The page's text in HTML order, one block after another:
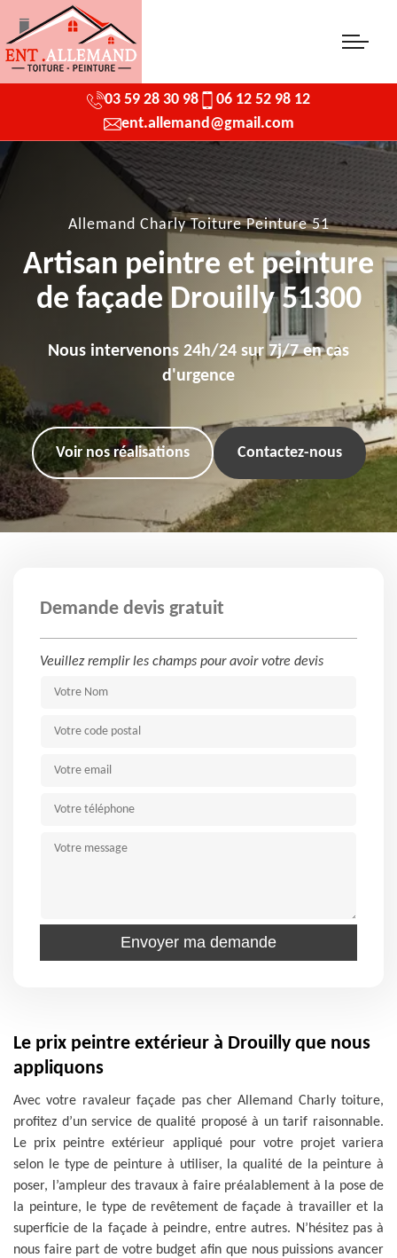
03 59 28 30 98
06 12 52 98 12
ent.allemand@gmail.com
Allemand Charly Toiture Peinture 51
Artisan peintre et peinture
de façade Drouilly 51300
Nous intervenons 24h/24 sur 7j/7 en cas
d'urgence
Voir nos réalisations Contactez-nous
Demande devis gratuit
Veuillez remplir les champs pour avoir votre devis
Le prix peintre extérieur à Drouilly que nous
appliquons
Avec votre ravaleur façade pas cher Allemand Charly toiture,
profitez d’un service de qualité proposé à un tarif raisonnable.
Le prix peintre extérieur appliqué pour votre projet variera
selon le type de peinture à utiliser, la qualité de la peinture à
poser, l’ampleur des travaux à faire préalablement à la pose de
la peinture, le type de revêtement de façade à travailler et la
superficie de la façade à peindre, entre autres. N’hésitez pas à
nous faire part de votre budget afin que nous puissions avancer